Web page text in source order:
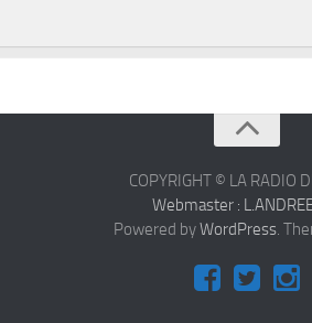
COPYRIGHT © LA RADIO
Webmaster :
Powered byWordPress.